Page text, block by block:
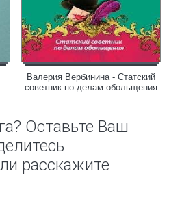
Валерия Вербинина - Статский
советник по делам обольщения
Оставьте Ваш
расскажите